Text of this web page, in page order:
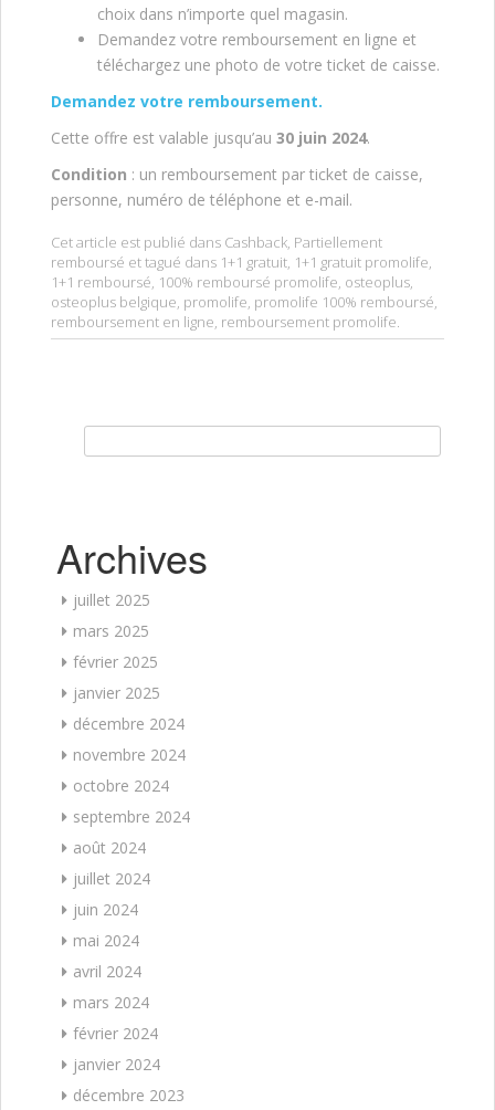
choix dans n’importe quel magasin.
Demandez votre remboursement en ligne et
téléchargez une photo de votre ticket de caisse.
Demandez votre remboursement.
Cette offre est valable jusqu’au 30 juin 2024.
Condition : un remboursement par ticket de caisse,
personne, numéro de téléphone et e-mail.
Cet article est publié dans Cashback, Partiellement
remboursé et tagué dans 1+1 gratuit, 1+1 gratuit promolife,
1+1 remboursé, 100% remboursé promolife, osteoplus,
osteoplus belgique, promolife, promolife 100% remboursé,
remboursement en ligne, remboursement promolife.
Archives
juillet 2025
mars 2025
février 2025
janvier 2025
décembre 2024
novembre 2024
octobre 2024
septembre 2024
août 2024
juillet 2024
juin 2024
mai 2024
avril 2024
mars 2024
février 2024
janvier 2024
décembre 2023